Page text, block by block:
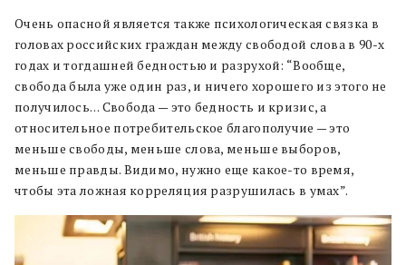
Очень опасной является также психологическая связка в
головах российских граждан между свободой слова в 90-х
годах и тогдашней бедностью и разрухой: “Вообще,
свобода была уже один раз, и ничего хорошего из этого не
получилось… Свобода — это бедность и кризис, а
относительное потребительское благополучие — это
меньше свободы, меньше слова, меньше выборов,
меньше правды. Видимо, нужно еще какое-то время,
чтобы эта ложная корреляция разрушилась в умах”.